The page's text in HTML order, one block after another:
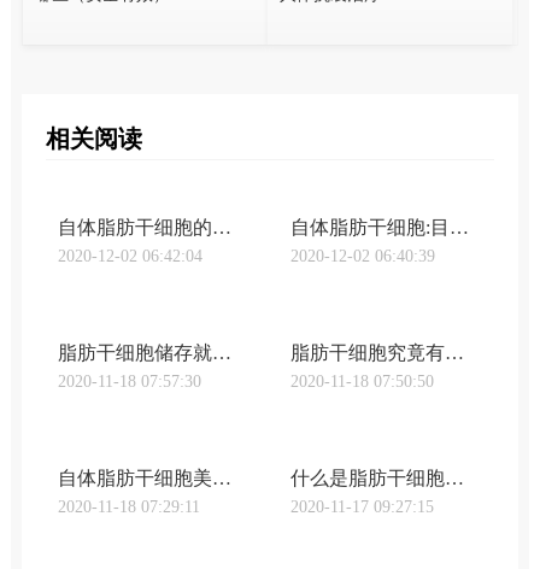
相关阅读
自体脂肪干细胞的功效和作用
2020-12-02 06:42:04
自体脂肪干细胞:目前最适合人体抗衰治疗！
2020-12-02 06:40:39
脂肪干细胞储存就是储存生命活力之源
2020-11-18 07:57:30
脂肪干细胞究竟有什么作用？（五大作用）
2020-11-18 07:50:50
自体脂肪干细胞美容的优势有哪些（安全有效）
2020-11-18 07:29:11
什么是脂肪干细胞？（脂肪干细胞作用机制）
2020-11-17 09:27:15